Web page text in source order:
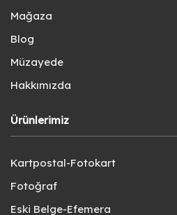
Mağaza
Blog
Müzayede
Hakkımızda
Ürünlerimiz
Kartpostal-Fotokart
Fotoğraf
Eski Belge-Efemera